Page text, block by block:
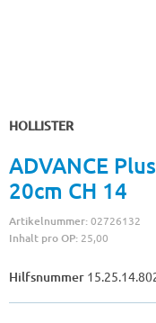
HOLLISTER
ADVANCE
20cm CH 14
Artikelnummer:02726132
Inhalt pro OP: 25,00
Hilfsnummer